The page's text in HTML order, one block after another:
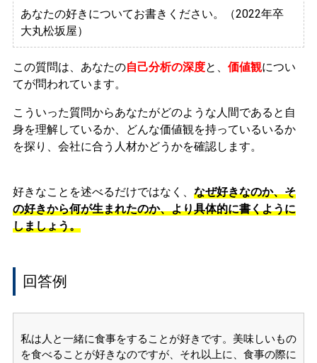
あなたの好きについてお書きください。（2022年卒
大丸松坂屋）
この質問は、 あなたの自己分析の深度と、 価値観につい
てが問われています。
こういった質問からあなたがどのような人間であると自
身を理解しているか、どんな価値観を持っているいるか
を探り、会社に合う人材かどうかを確認します。
好きなことを述べるだけではなく、 なぜ好きなのか、そ
の好きから何が生まれたのか、より具体的に書くように
しましょう。
回答例
私は人と一緒に食事をすることが好きです。美味しいもの
を食べることが好きなのですが、それ以上に、食事の際に